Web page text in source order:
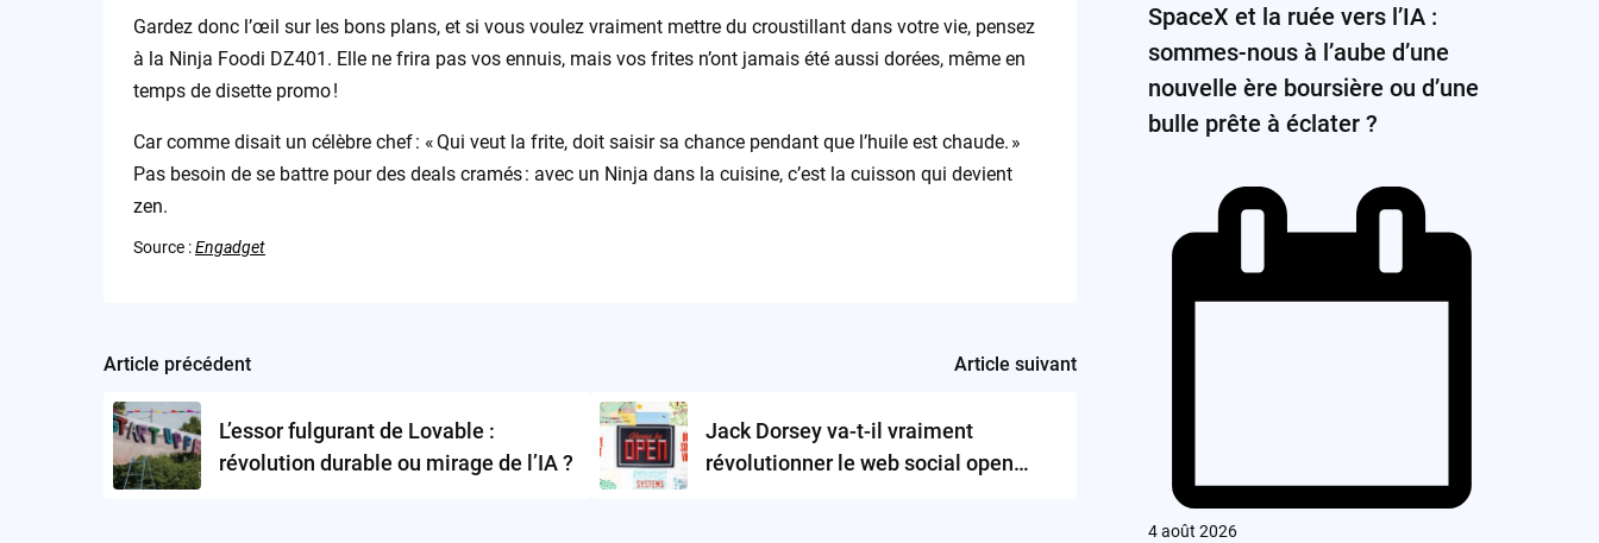
Gardez donc l’œil sur les bons plans, et si vous voulez vraiment mettre du croustillant dans votre vie, pensez
à la Ninja Foodi DZ401. Elle ne frira pas vos ennuis, mais vos frites n’ont jamais été aussi dorées, même en
temps de disette promo !
Car comme disait un célèbre chef : « Qui veut la frite, doit saisir sa chance pendant que l’huile est chaude. »
Pas besoin de se battre pour des deals cramés : avec un Ninja dans la cuisine, c’est la cuisson qui devient
zen.
Source :Engadget
Post
navigation
Article précédent
L’essor fulgurant de Lovable :
révolution durable ou mirage de l’IA ?
Article suivant
Jack Dorsey va-t-il vraiment
révolutionner le web social open
SpaceX et la ruée vers l’IA :
sommes-nous à l’aube d’une
nouvelle ère boursière ou d’une
bulle prête à éclater ?
4 août 2026